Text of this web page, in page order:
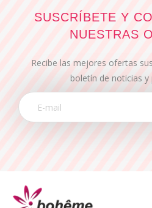
SUSCRÍBETE Y
NUESTRAS
Recibe las mejores ofertas
boletín de noticias